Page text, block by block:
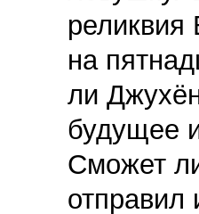
реликвия
на
ли
будущее
Сможет
отправил